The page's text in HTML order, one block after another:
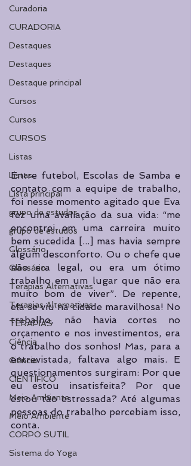
Curadoria
CURADORIA
Destaques
Destaques
Destaque principal
Cursos
Cursos
CURSOS
Listas
Listas
Lista principal
grupo de estudos
grupo de estudos
Glossário
Glossário
Terapias Alternativas
Terapias Alternativas
TERAPIAS
Ciência
Ciência
CIENTÍFICO
Meio Ambiente
Meio Ambiente
CORPO SUTIL
Sistema do Yoga
Entre futebol, Escolas de Samba e
contato com a equipe de trabalho,
foi nesse momento agitado que Eva
fez uma avaliação da sua vida: “me
encontrei em uma carreira muito
bem sucedida [...] mas havia sempre
algum desconforto. Ou o chefe que
não era legal, ou era um ótimo
trabalho em um lugar que não era
muito bom de viver”. De repente,
ela se viu na cidade maravilhosa! No
trabalho, não havia cortes no
orçamento e nos investimentos, era
o trabalho dos sonhos! Mas, para a
entrevistada, faltava algo mais. E
questionamentos surgiram: Por que
eu estou insatisfeita? Por que
estou tão estressada? Até algumas
pessoas do trabalho percebiam isso,
conta.